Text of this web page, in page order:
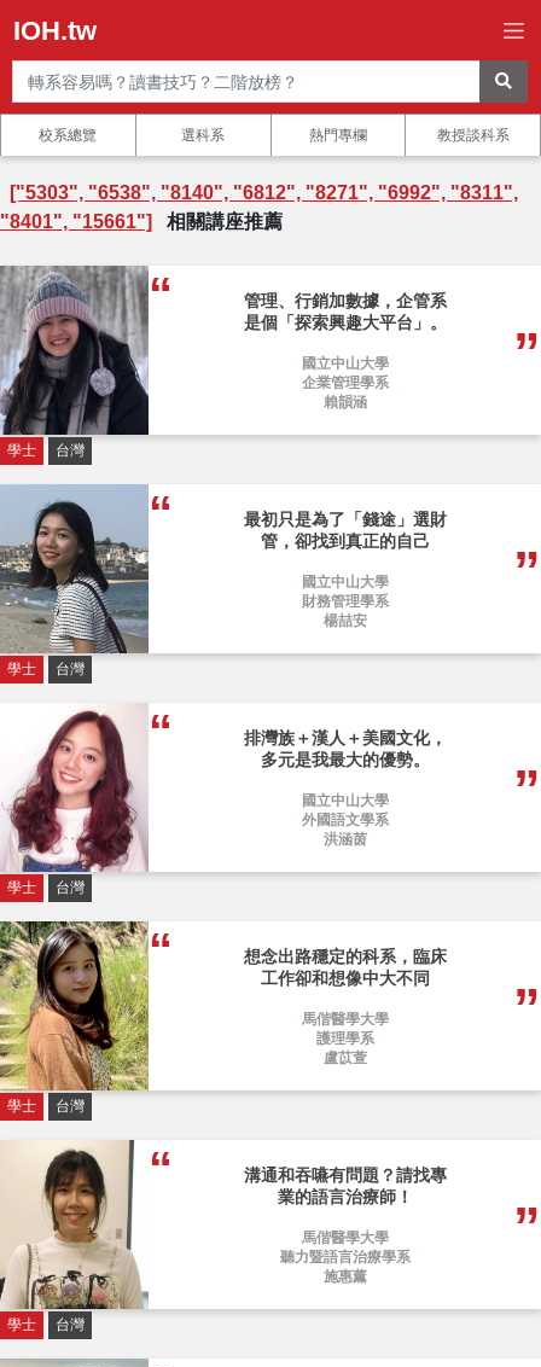
IOH.tw
校系總覽 選科系 熱門專欄 教授談科系
["5303", "6538", "8140", "6812", "8271", "6992", "8311",
"8401", "15661"]
相關講座推薦
管理、行銷加數據，企管系
是個「探索興趣大平台」。
國立中山大學
企業管理學系
賴韻涵
學士 台灣
最初只是為了「錢途」選財
管，卻找到真正的自己
國立中山大學
財務管理學系
楊喆安
學士 台灣
排灣族＋漢人＋美國文化，
多元是我最大的優勢。
國立中山大學
外國語文學系
洪涵茵
學士 台灣
想念出路穩定的科系，臨床
工作卻和想像中大不同
馬偕醫學大學
護理學系
盧苡萱
學士 台灣
溝通和吞嚥有問題？請找專
業的語言治療師！
馬偕醫學大學
聽力暨語言治療學系
施惠薰
學士 台灣